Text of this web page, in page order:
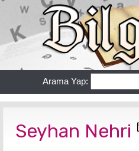
Arama Yap:
Seyhan Nehri